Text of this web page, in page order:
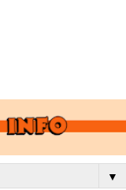
▼